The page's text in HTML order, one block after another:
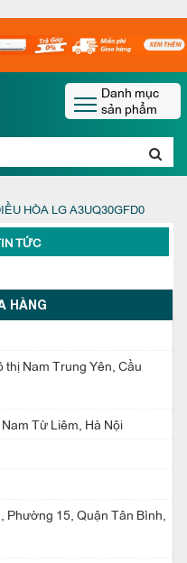
Danh mục
sản phẩm
HÒA LG A3UQ30GFD0
TỨC
HÀNG
thị Nam Trung Yên, Cầu
Từ Liêm, Hà Nội
Phường 15, Quận Tân Bình,